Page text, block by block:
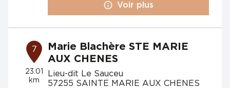
Voir plus
7
23.01
km
Marie Blachère STE MARIE
AUX CHENES
Lieu-dit Le Sauceu
57255 SAINTE MARIE AUX CHENES